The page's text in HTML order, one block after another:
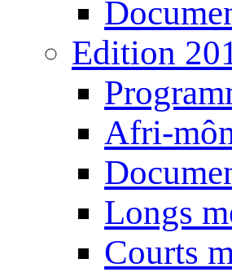
Edition
Afri-
Longs
Courts